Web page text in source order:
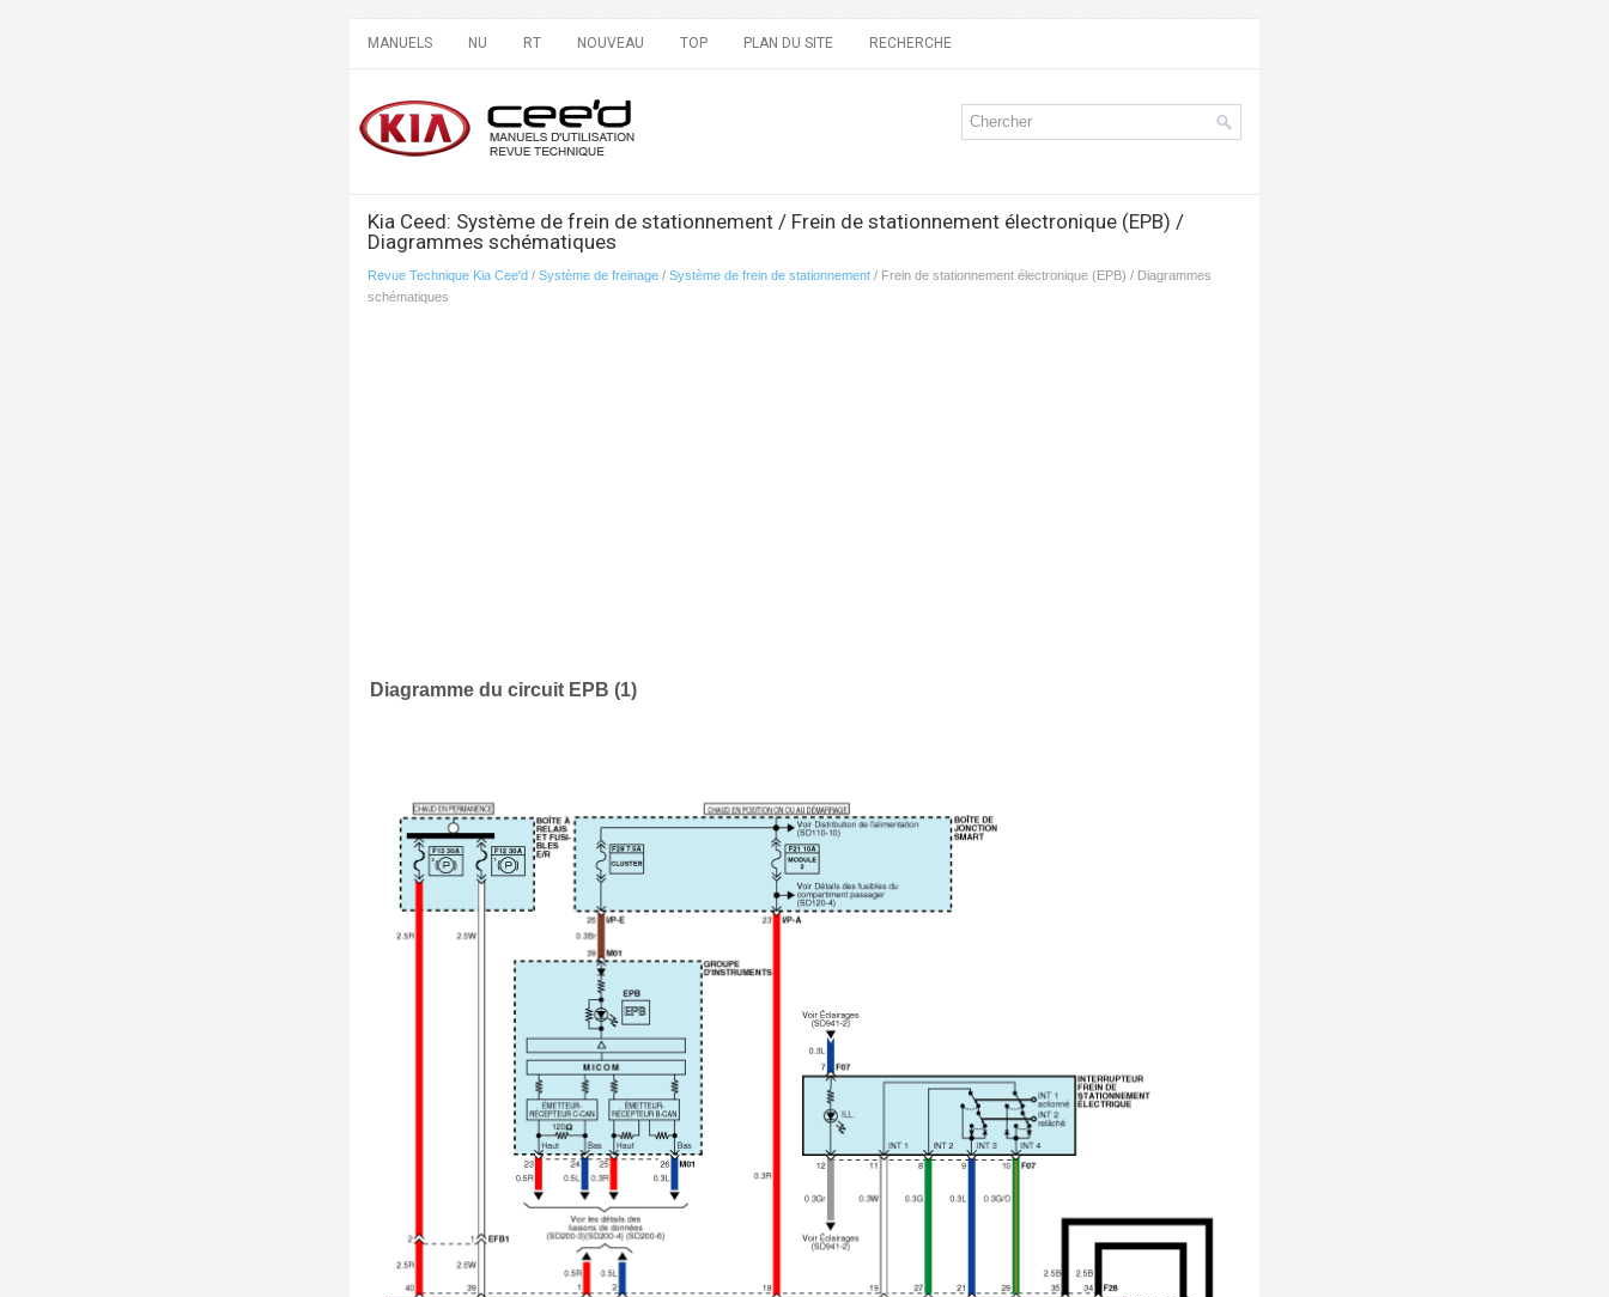
MANUELS NU RT NOUVEAU TOP PLAN DU SITE RECHERCHE
Kia Ceed: Système de frein de stationnement / Frein de stationnement électronique (EPB) /
Diagrammes schématiques
Revue Technique Kia Cee'd / Système de freinage / Système de frein de stationnement / Frein de stationnement électronique (EPB) / Diagrammes
schématiques
Diagramme du circuit EPB (1)